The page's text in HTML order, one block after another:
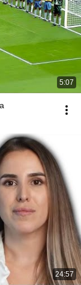
5:07
24:57